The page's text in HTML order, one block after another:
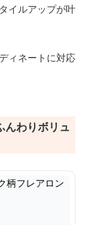
イルアップが叶
ィネートに対応
んわりボリュ